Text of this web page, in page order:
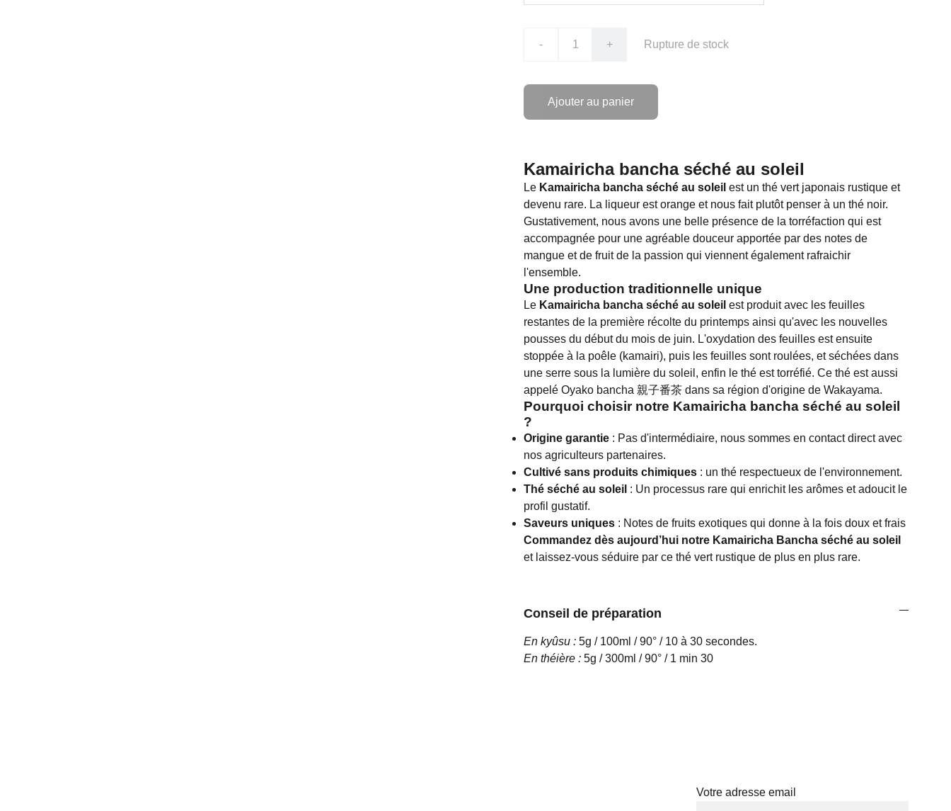
- + Rupture de stock
Ajouter au panier
Kamairicha bancha séché au soleil
Le Kamairicha bancha séché au soleil est un thé vert japonais rustique et
devenu rare. La liqueur est orange et nous fait plutôt penser à un thé noir.
Gustativement, nous avons une belle présence de la torréfaction qui est
accompagnée pour une agréable douceur apportée par des notes de
mangue et de fruit de la passion qui viennent également rafraichir
l'ensemble.
Une production traditionnelle unique
Le Kamairicha bancha séché au soleil est produit avec les feuilles
restantes de la première récolte du printemps ainsi qu'avec les nouvelles
pousses du début du mois de juin. L'oxydation des feuilles est ensuite
stoppée à la poêle (kamairi), puis les feuilles sont roulées, et séchées dans
une serre sous la lumière du soleil, enfin le thé est torréfié. Ce thé est aussi
appelé Oyako bancha 親子番茶 dans sa région d'origine de Wakayama.
Pourquoi choisir notre Kamairicha bancha séché au soleil
?
Origine garantie : Pas d'intermédiaire, nous sommes en contact direct avec
nos agriculteurs partenaires.
Cultivé sans produits chimiques : un thé respectueux de l'environnement.
Thé séché au soleil : Un processus rare qui enrichit les arômes et adoucit le
profil gustatif.
Saveurs uniques : Notes de fruits exotiques qui donne à la fois doux et frais
Commandez dès aujourd’hui notre Kamairicha Bancha séché au soleil
et laissez-vous séduire par ce thé vert rustique de plus en plus rare.
Conseil de préparation
En kyûsu : 5g / 100ml / 90° / 10 à 30 secondes.
En théière : 5g / 300ml / 90° / 1 min 30
Votre adresse email